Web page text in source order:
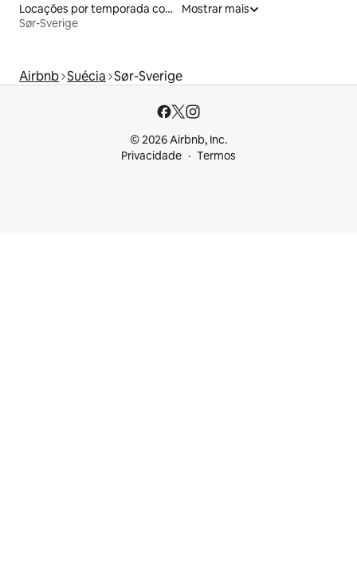
Locações por temporada com piscina
Sør-Sverige
Mostrar mais
Airbnb Suécia Sør-Sverige
© 2026 Airbnb, Inc.
Privacidade
Termos